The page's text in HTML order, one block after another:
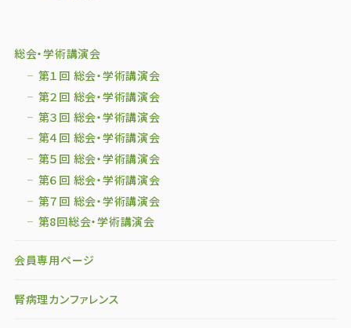
総会・学術講演会
第１回 総会・学術講演会
第２回 総会・学術講演会
第３回 総会・学術講演会
第４回 総会・学術講演会
第５回 総会・学術講演会
第６回 総会・学術講演会
第７回 総会・学術講演会
第8回総会・学術講演会
会員専用ページ
腎病理カンファレンス